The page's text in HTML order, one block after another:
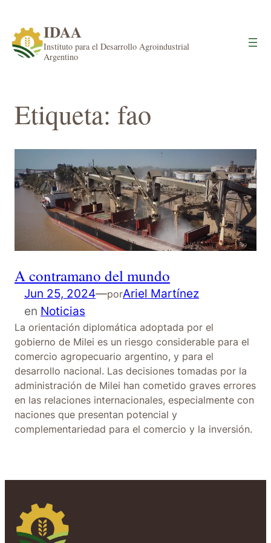
contenidoIDAA
Instituto para el Desarrollo Agroindustrial
Argentino
Etiqueta: fao
A contramano del mundo
Jun 25, 2024—porAriel Martínez
en Noticias
La orientación diplomática adoptada por el
gobierno de Milei es un riesgo considerable para el
comercio agropecuario argentino, y para el
desarrollo nacional. Las decisiones tomadas por la
administración de Milei han cometido graves errores
en las relaciones internacionales, especialmente con
naciones que presentan potencial y
complementariedad para el comercio y la inversión.